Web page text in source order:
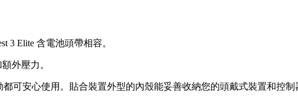
3 Elite 含電池頭帶相容。
外壓力。
都可安心使用。貼合裝置外型的內殼能妥善收納您的頭戴式裝置和控